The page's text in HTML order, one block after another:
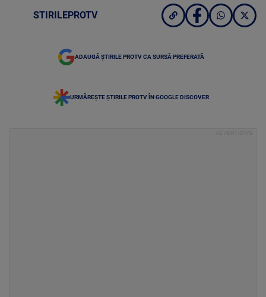
STIRILEPROTV
ADAUGĂ ȘTIRILE PROTV CA SURSĂ PREFERATĂ
URMĂREȘTE ȘTIRILE PROTV ÎN GOOGLE DISCOVER